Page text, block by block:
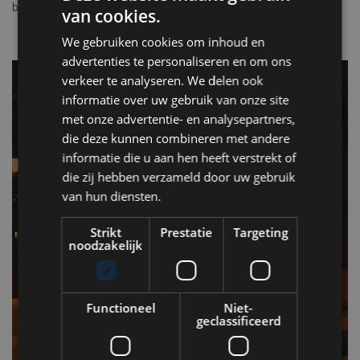
belichaamt: stijlvol, hedonistisch en onmiskenbaar levend.
van cookies.
We gebruiken cookies om inhoud en
advertenties te personaliseren en om ons
verkeer te analyseren. We delen ook
informatie over uw gebruik van onze site
met onze advertentie- en analysepartners,
die deze kunnen combineren met andere
informatie die u aan hen heeft verstrekt of
die zij hebben verzameld door uw gebruik
van hun diensten.
Strikt
noodzakelijk
Prestatie Targeting
Functioneel
Niet-
geclassificeerd